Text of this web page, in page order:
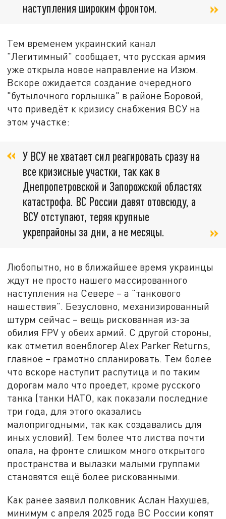
наступления широким фронтом.
Тем временем украинский канал
"Легитимный" сообщает, что русская армия
уже открыла новое направление на Изюм.
Вскоре ожидается создание очередного
"бутылочного горлышка" в районе Боровой,
что приведёт к кризису снабжения ВСУ на
этом участке:
У ВСУ не хватает сил реагировать сразу на
все кризисные участки, так как в
Днепропетровской и Запорожской областях
катастрофа. ВС России давят отовсюду, а
ВСУ отступают, теряя крупные
укрепрайоны за дни, а не месяцы.
Любопытно, но в ближайшее время украинцы
ждут не просто нашего массированного
наступления на Севере – а "танкового
нашествия". Безусловно, механизированный
штурм сейчас – вещь рискованная из-за
обилия FPV у обеих армий. С другой стороны,
как отметил военблогер Alex Parker Returns,
главное – грамотно спланировать. Тем более
что вскоре наступит распутица и по таким
дорогам мало что проедет, кроме русского
танка (танки НАТО, как показали последние
три года, для этого оказались
малопригодными, так как создавались для
иных условий). Тем более что листва почти
опала, на фронте слишком много открытого
пространства и вылазки малыми группами
становятся ещё более рискованными.
Как ранее заявил полковник Аслан Нахушев,
минимум с апреля 2025 года ВС России копят